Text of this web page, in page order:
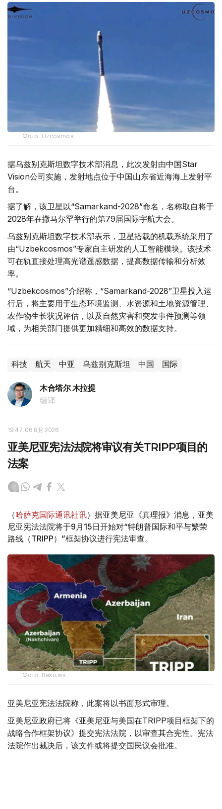
Фото: Uzcosmos
据乌兹别克斯坦数字技术部消息，此次发射由中国Star
Vision公司实施，发射地点位于中国山东省近海海上发射平
台。
据了解，该卫星以“Samarkand-2028”命名，名称取自将于
2028年在撒马尔罕举行的第79届国际宇航大会。
乌兹别克斯坦数字技术部表示，卫星搭载的机载系统采用了
由“Uzbekcosmos”专家自主研发的人工智能模块。该技术
可在轨直接处理高光谱遥感数据，提高数据传输和分析效
率。
“Uzbekcosmos”介绍称，“Samarkand-2028”卫星投入运
行后，将主要用于生态环境监测、水资源和土地资源管理、
农作物生长状况评估，以及自然灾害和突发事件预测等领
域，为相关部门提供更加精细和高效的数据支持。
科技 航天 中亚 乌兹别克斯坦 中国 国际
木合塔尔 木拉提
编译
19:47, 06 8月 2026
亚美尼亚宪法法院将审议有关TRIPP项目的
法案
（哈萨克国际通讯社讯）据亚美尼亚《真理报》消息，亚美
尼亚宪法法院将于9月15日开始对“特朗普国际和平与繁荣
路线（TRIPP）”框架协议进行宪法审查。
Фото: Baku.ws
亚美尼亚宪法法院称，此案将以书面形式审理。
亚美尼亚政府已将《亚美尼亚与美国在TRIPP项目框架下的
战略合作框架协议》提交宪法法院，以审查其合宪性。宪法
法院作出裁决后，该文件或将提交国民议会批准。